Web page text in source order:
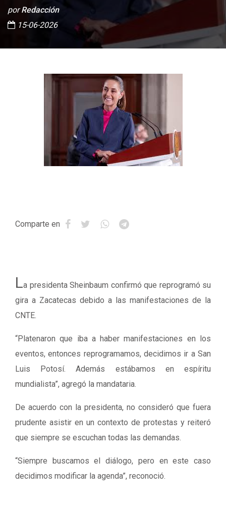
porRedacción
15-06-2026
Comparte en
La presidenta Sheinbaum confirmó que reprogramó su
gira a Zacatecas debido a las manifestaciones de la
CNTE.
“Platenaron que iba a haber manifestaciones en los
eventos, entonces reprogramamos, decidimos ir a San
Luis Potosí. Además estábamos en espíritu
mundialista”, agregó la mandataria.
De acuerdo con la presidenta, no consideró que fuera
prudente asistir en un contexto de protestas y reiteró
que siempre se escuchan todas las demandas.
“Siempre buscamos el diálogo, pero en este caso
decidimos modificar la agenda”, reconoció.